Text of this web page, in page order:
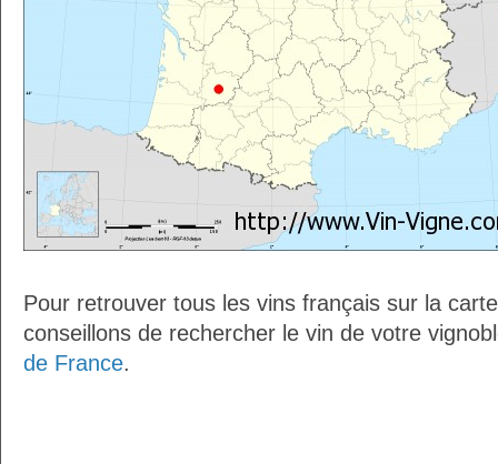
Pour retrouver tous les vins français sur la
conseillons de rechercher le vin de votre
de France.